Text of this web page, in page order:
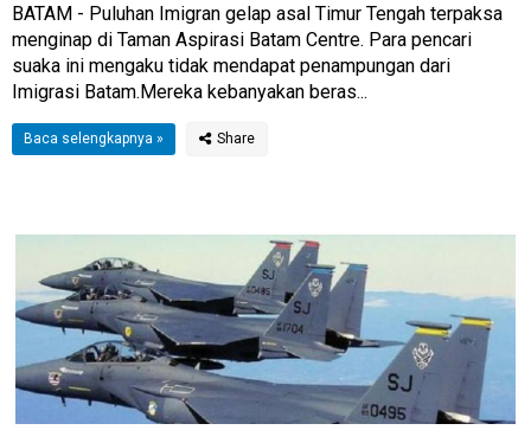
BATAM - Puluhan Imigran gelap asal Timur Tengah terpaksa
menginap di Taman Aspirasi Batam Centre. Para pencari
suaka ini mengaku tidak mendapat penampungan dari
Imigrasi Batam.Mereka kebanyakan beras...
Baca selengkapnya »